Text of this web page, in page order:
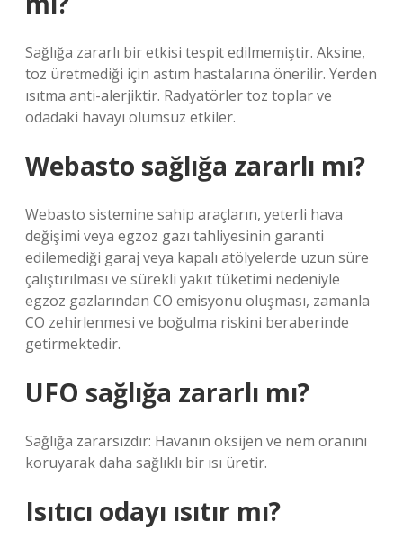
Sağlığa zararlı bir etkisi tespit edilmemiştir. Aksine,
toz üretmediği için astım hastalarına önerilir. Yerden
ısıtma anti-alerjiktir. Radyatörler toz toplar ve
odadaki havayı olumsuz etkiler.
Webasto sağlığa zararlı mı?
Webasto sistemine sahip araçların, yeterli hava
değişimi veya egzoz gazı tahliyesinin garanti
edilemediği garaj veya kapalı atölyelerde uzun süre
çalıştırılması ve sürekli yakıt tüketimi nedeniyle
egzoz gazlarından CO emisyonu oluşması, zamanla
CO zehirlenmesi ve boğulma riskini beraberinde
getirmektedir.
UFO sağlığa zararlı mı?
Sağlığa zararsızdır: Havanın oksijen ve nem oranını
koruyarak daha sağlıklı bir ısı üretir.
Isıtıcı odayı ısıtır mı?